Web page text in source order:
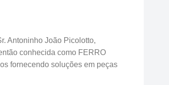
Antoninho João Picolotto,
conhecida como FERRO
fornecendo soluções em peças